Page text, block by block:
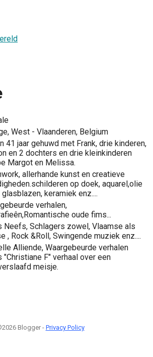
West - Vlaanderen, Belgium
41 jaar gehuwd met Frank, drie kinderen,
en 2 dochters en drie kleinkinderen
Margot en Melissa.
allerhande kunst en creatieve
op doek, aquarel,olie
glasblazen, keramiek enz....
verhalen,
oude fims...
Neefs, Schlagers zowel, Vlaamse als
, Rock &Roll, Swingende muziek enz....
Alliende, Waargebeurde verhalen
"Christiane F" verhaal over een
meisje.
Blogger - Privacy Policy